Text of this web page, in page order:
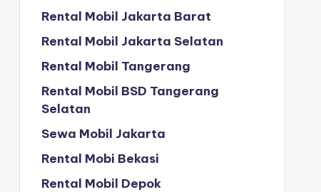
Rental Mobil Jakarta Barat
Rental Mobil Jakarta Selatan
Rental Mobil Tangerang
Rental Mobil BSD Tangerang
Selatan
Sewa Mobil Jakarta
Rental Mobi Bekasi
Rental Mobil Depok